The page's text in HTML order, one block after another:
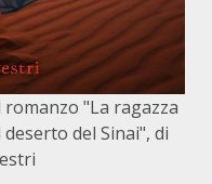
"La ragazza
del Sinai", di